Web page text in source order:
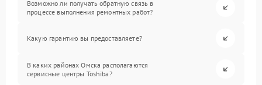
Возможно ли получать обратную связь в
процессе выполнения ремонтных работ?
Какую гарантию вы предоставляете?
В каких районах Омска располагаются
сервисные центры Toshiba?